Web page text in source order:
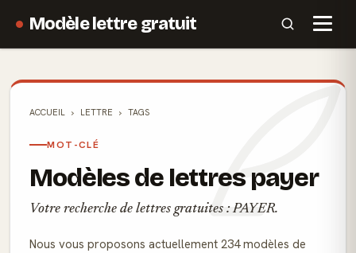
Modèle lettre gratuit
ACCUEIL LETTRE TAGS
MOT-CLÉ
Modèles de lettres payer
Votre recherche de lettres gratuites : PAYER.
Nous vous proposons actuellement 234 modèles de